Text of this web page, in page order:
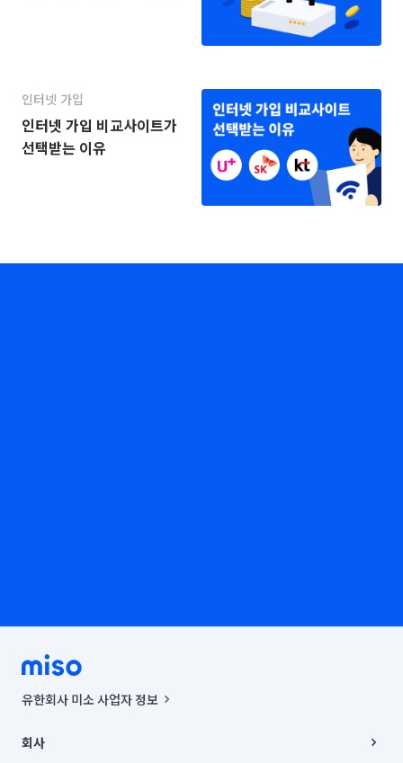
인터넷 가입
인터넷 가입 비교사이트가
선택받는 이유
유한회사 미소 사업자 정보
00019 |
회사